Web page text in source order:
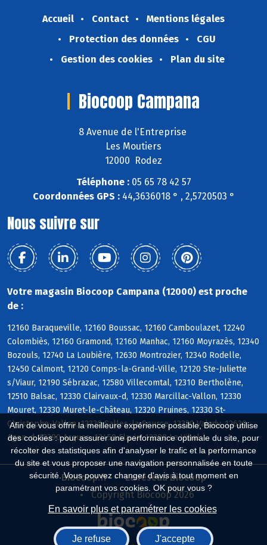
Afin de vous offrir la meilleure expérience possible, Biocoop utilise
des cookies : pour assurer une performance optimale du site, pour
récolter des statistiques afin d'analyser le trafic et la performance
du site et vous proposer une navigation personnalisée en toute
sécurité. Vous pouvez changer d'avis à tout moment en
paramétrant vos cookies. OK pour vous ?
En savoir plus et paramétrer les cookies
Je refuse J'accepte
Accueil Contact
Mentions légales
Protection des données
CGU
Gestion des cookies
Plan du site
Biocoop Campana
8 Avenue de l'Entreprise
Les Moutiers
12000 Rodez
Téléphone :05 65 78 42 57
Coordonnées GPS :44,3636018 ° , 2,5720503 °
Nous suivre sur
Votre magasin Biocoop Campana (12000) est proche
de :
12160 Baraqueville, 12160 Boussac, 12160 Camboulazet, 12240
Colombiès, 12160 Gramond, 12160 Manhac, 12160 Moyrazès, 12340
Bozouls, 12740 La Loubière, 12630 Montrozier, 12340 Rodelle,
12450 Calmont, 12120 Comps-la-Grand-Ville, 12120 Ste-Juliette
s/Viaur, 12190 Sébrazac, 12580 Villecomtal, 12310 Bertholène,
12510 Balsac, 12330 Clairvaux-d, 12330 Marcillac-Vallon, 12330
Mouret, 12330 Muret-le-Château, 12320 Pruines, 12330 St-
Christophe-Vallon, 12330 Salles-la-Source, 12330 Valady, 12630
Agen-d, 12290 Arques, 12450 Flavin, 12290 Le Vibal
Biocoop.fr
Le réseau Biocoop
Copyright Biocoop 2026